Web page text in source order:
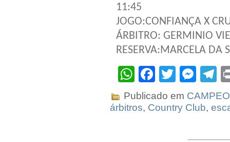
11:45
JOGO:CONFIANÇA X
ÁRBITRO: GERMINIO
RESERVA:MARCELA DA
WhatsApp
Facebook
Twitter
Publicado em
árbitros, Country Club,